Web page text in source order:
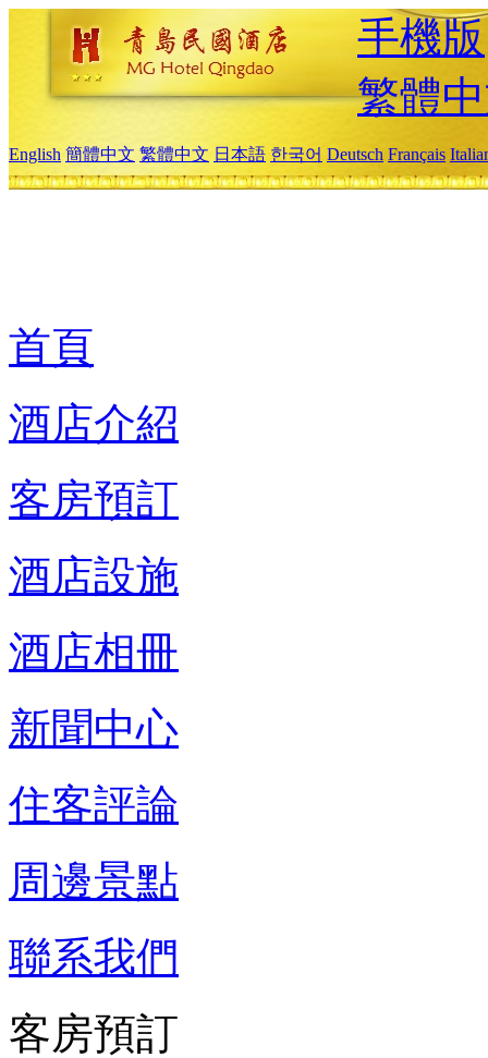
手機版
繁體
English 簡體中文 繁體中文 日本語 한국어 Deutsch Français
首頁
酒店介紹
客房預訂
酒店設施
酒店相冊
新聞中心
住客評論
周邊景點
聯系我們
客房預訂